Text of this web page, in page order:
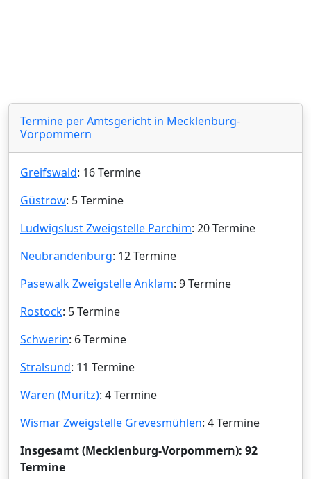
Termine per Amtsgericht in Mecklenburg-
Vorpommern
Greifswald: 16 Termine
Güstrow: 5 Termine
Ludwigslust Zweigstelle Parchim: 20 Termine
Neubrandenburg: 12 Termine
Pasewalk Zweigstelle Anklam: 9 Termine
Rostock: 5 Termine
Schwerin: 6 Termine
Stralsund: 11 Termine
Waren (Müritz): 4 Termine
Wismar Zweigstelle Grevesmühlen: 4 Termine
Insgesamt (Mecklenburg-Vorpommern): 92
Termine